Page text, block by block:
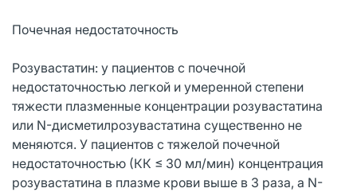
Почечная недостаточность
Розувастатин: у пациентов с почечной
недостаточностью легкой и умеренной степени
тяжести плазменные концентрации розувастатина
или N-дисметилрозувастатина существенно не
меняются. У пациентов с тяжелой почечной
недостаточностью (КК ≤ 30 мл/мин) концентрация
розувастатина в плазме крови выше в 3 раза, а N-